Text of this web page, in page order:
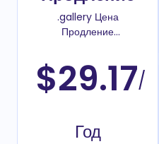
.gallery Цена
Продление
$29.17/
Год